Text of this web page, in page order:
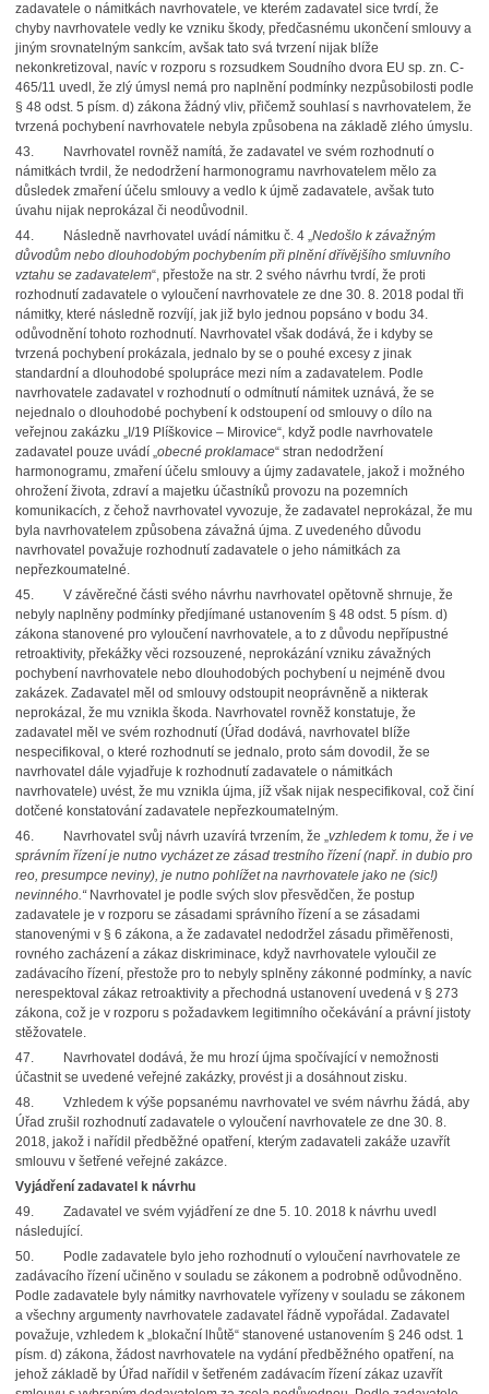
zadavatele o námitkách navrhovatele, ve kterém zadavatel sice tvrdí, že
chyby navrhovatele vedly ke vzniku škody, předčasnému ukončení smlouvy a
jiným srovnatelným sankcím, avšak tato svá tvrzení nijak blíže
nekonkretizoval, navíc v rozporu s rozsudkem Soudního dvora EU sp. zn. C-
465/11 uvedl, že zlý úmysl nemá pro naplnění podmínky nezpůsobilosti podle
§ 48 odst. 5 písm. d) zákona žádný vliv, přičemž souhlasí s navrhovatelem, že
tvrzená pochybení navrhovatele nebyla způsobena na základě zlého úmyslu.
43.
Navrhovatel rovněž namítá, že zadavatel ve svém rozhodnutí o
námitkách tvrdil, že nedodržení harmonogramu navrhovatelem mělo za
důsledek zmaření účelu smlouvy a vedlo k újmě zadavatele, avšak tuto
úvahu nijak neprokázal či neodůvodnil.
44.
Následně navrhovatel uvádí námitku č. 4 „Nedošlo k závažným
důvodům nebo dlouhodobým pochybením při plnění dřívějšího smluvního
vztahu se zadavatelem“, přestože na str. 2 svého návrhu tvrdí, že proti
rozhodnutí zadavatele o vyloučení navrhovatele ze dne 30. 8. 2018 podal tři
námitky, které následně rozvíjí, jak již bylo jednou popsáno v bodu 34.
odůvodnění tohoto rozhodnutí. Navrhovatel však dodává, že i kdyby se
tvrzená pochybení prokázala, jednalo by se o pouhé excesy z jinak
standardní a dlouhodobé spolupráce mezi ním a zadavatelem. Podle
navrhovatele zadavatel v rozhodnutí o odmítnutí námitek uznává, že se
nejednalo o dlouhodobé pochybení k odstoupení od smlouvy o dílo na
veřejnou zakázku „I/19 Plíškovice – Mirovice“, když podle navrhovatele
zadavatel pouze uvádí „obecné proklamace“ stran nedodržení
harmonogramu, zmaření účelu smlouvy a újmy zadavatele, jakož i možného
ohrožení života, zdraví a majetku účastníků provozu na pozemních
komunikacích, z čehož navrhovatel vyvozuje, že zadavatel neprokázal, že mu
byla navrhovatelem způsobena závažná újma. Z uvedeného důvodu
navrhovatel považuje rozhodnutí zadavatele o jeho námitkách za
nepřezkoumatelné.
45.
V závěrečné části svého návrhu navrhovatel opětovně shrnuje, že
nebyly naplněny podmínky předjímané ustanovením § 48 odst. 5 písm. d)
zákona stanovené pro vyloučení navrhovatele, a to z důvodu nepřípustné
retroaktivity, překážky věci rozsouzené, neprokázání vzniku závažných
pochybení navrhovatele nebo dlouhodobých pochybení u nejméně dvou
zakázek. Zadavatel měl od smlouvy odstoupit neoprávněně a nikterak
neprokázal, že mu vznikla škoda. Navrhovatel rovněž konstatuje, že
zadavatel měl ve svém rozhodnutí (Úřad dodává, navrhovatel blíže
nespecifikoval, o které rozhodnutí se jednalo, proto sám dovodil, že se
navrhovatel dále vyjadřuje k rozhodnutí zadavatele o námitkách
navrhovatele) uvést, že mu vznikla újma, jíž však nijak nespecifikoval, což činí
dotčené konstatování zadavatele nepřezkoumatelným.
46.
Navrhovatel svůj návrh uzavírá tvrzením, že „vzhledem k tomu, že i ve
správním řízení je nutno vycházet ze zásad trestního řízení (např. in dubio pro
reo, presumpce neviny), je nutno pohlížet na navrhovatele jako ne (sic!)
nevinného.“ Navrhovatel je podle svých slov přesvědčen, že postup
zadavatele je v rozporu se zásadami správního řízení a se zásadami
stanovenými v § 6 zákona, a že zadavatel nedodržel zásadu přiměřenosti,
rovného zacházení a zákaz diskriminace, když navrhovatele vyloučil ze
zadávacího řízení, přestože pro to nebyly splněny zákonné podmínky, a navíc
nerespektoval zákaz retroaktivity a přechodná ustanovení uvedená v § 273
zákona, což je v rozporu s požadavkem legitimního očekávání a právní jistoty
stěžovatele.
47.
Navrhovatel dodává, že mu hrozí újma spočívající v nemožnosti
účastnit se uvedené veřejné zakázky, provést ji a dosáhnout zisku.
48.
Vzhledem k výše popsanému navrhovatel ve svém návrhu žádá, aby
Úřad zrušil rozhodnutí zadavatele o vyloučení navrhovatele ze dne 30. 8.
2018, jakož i nařídil předběžné opatření, kterým zadavateli zakáže uzavřít
smlouvu v šetřené veřejné zakázce.
Vyjádření zadavatel k návrhu
49.
Zadavatel ve svém vyjádření ze dne 5. 10. 2018 k návrhu uvedl
následující.
50.
Podle zadavatele bylo jeho rozhodnutí o vyloučení navrhovatele ze
zadávacího řízení učiněno v souladu se zákonem a podrobně odůvodněno.
Podle zadavatele byly námitky navrhovatele vyřízeny v souladu se zákonem
a všechny argumenty navrhovatele zadavatel řádně vypořádal. Zadavatel
považuje, vzhledem k „blokační lhůtě“ stanovené ustanovením § 246 odst. 1
písm. d) zákona, žádost navrhovatele na vydání předběžného opatření, na
jehož základě by Úřad nařídil v šetřeném zadávacím řízení zákaz uzavřít